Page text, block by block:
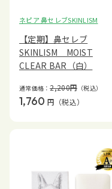
ネピア 鼻セレブSKINLISM
【定期】鼻セレブ
SKINLISM MOIST
CLEAR BAR（白）
通常価格：2,200円 （税込）
1,760 円 （税込）